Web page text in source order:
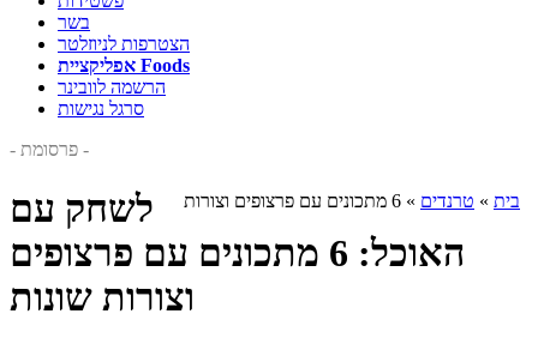
בשר
הצטרפות לניוזלטר
אפליקציית Foods
הרשמה לוובינר
סרגל נגישות
- פרסומת -
בית » טרנדים » 6 מתכונים עם פרצופים וצורות
לשחק עם
האוכל: 6 מתכונים עם פרצופים
וצורות שונות